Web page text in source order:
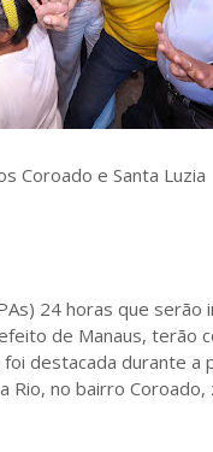
Coroado e Santa Luzia
24 horas que serão
de Manaus, terão
destacada durante a
Rio, no bairro